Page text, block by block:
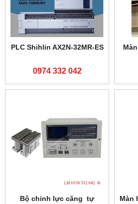
PLC Shihlin AX2N-32MR-ES
0974 332 042
Bộ chỉnh lực căng tự
Màn